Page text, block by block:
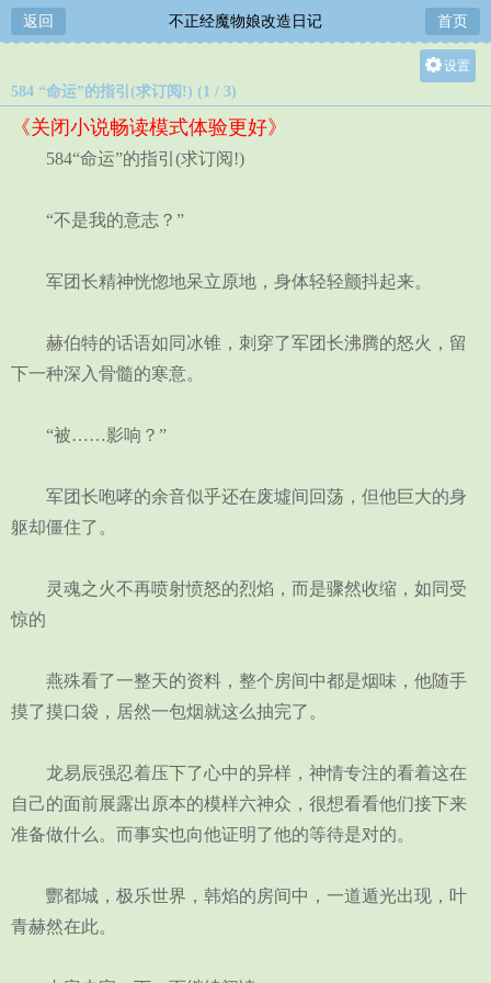
返回 不正经魔物娘改造日记 首页
设置
584 “命运”的指引(求订阅!) (1 / 3)
《关闭小说畅读模式体验更好》
584“命运”的指引(求订阅!)
“不是我的意志？”
军团长精神恍惚地呆立原地，身体轻轻颤抖起来。
赫伯特的话语如同冰锥，刺穿了军团长沸腾的怒火，留
下一种深入骨髓的寒意。
“被……影响？”
军团长咆哮的余音似乎还在废墟间回荡，但他巨大的身
躯却僵住了。
灵魂之火不再喷射愤怒的烈焰，而是骤然收缩，如同受
惊的
燕殊看了一整天的资料，整个房间中都是烟味，他随手
摸了摸口袋，居然一包烟就这么抽完了。
龙易辰强忍着压下了心中的异样，神情专注的看着这在
自己的面前展露出原本的模样六神众，很想看看他们接下来
准备做什么。而事实也向他证明了他的等待是对的。
酆都城，极乐世界，韩焰的房间中，一道遁光出现，叶
青赫然在此。